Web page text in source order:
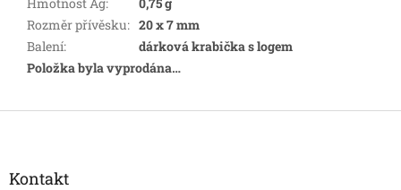
Rozměr přívěsku: 20 x 7 mm
Balení:
dárková krabička s logem
Položka byla vyprodána…
Z
Kontakt